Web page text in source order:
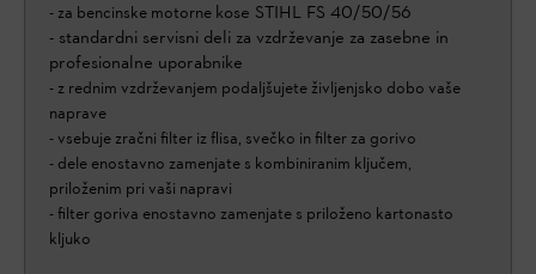
- za bencinske motorne kose STIHL FS 40/50/56
- standardni servisni deli za vzdrževanje za zasebne in
profesionalne uporabnike
- z rednim vzdrževanjem podaljšujete življenjsko dobo vaše
naprave
- vsebuje zračni filter iz flisa, svečko in filter za gorivo
- dele enostavno zamenjate s kombiniranim ključem,
priloženim pri vaši napravi
- filter goriva enostavno zamenjate s priloženo kartonasto
kljuko